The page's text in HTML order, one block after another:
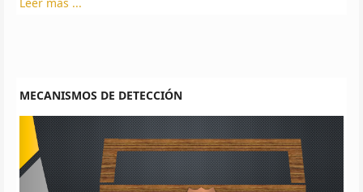
MECANISMOS DE DETECCIÓN